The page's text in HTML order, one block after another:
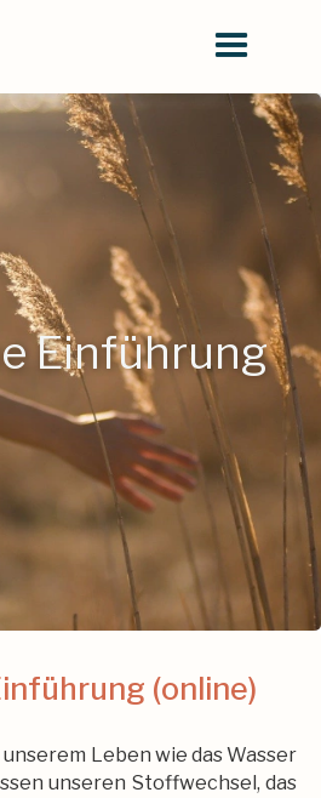
Einführung
(online)
Leben wie das Wasser
unseren Stoffwechsel, das